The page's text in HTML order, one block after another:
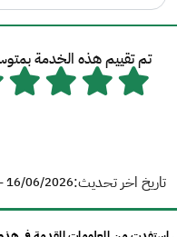
تم تقييم هذه الخدمة بمتوسط
تاريخ اخر تحديث:16/06/2026 - 12:47